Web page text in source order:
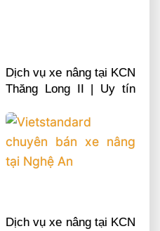
Dịch vụ xe nâng tại KCN
Thăng Long II | Uy tín
0868481555
Dịch vụ xe nâng tại KCN